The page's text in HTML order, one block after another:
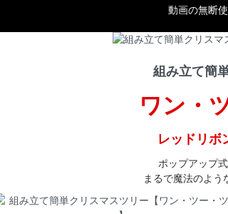
動画の無断
組み立て簡
ワン・
レッドリボ
ポップアップ
まるで魔法のよう